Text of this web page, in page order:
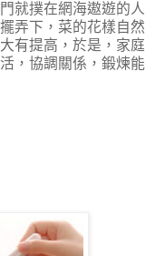
就撲在網海遨遊的人
弄下，菜的花樣自然
有提高，於是，家庭
，協調關係，鍛煉能